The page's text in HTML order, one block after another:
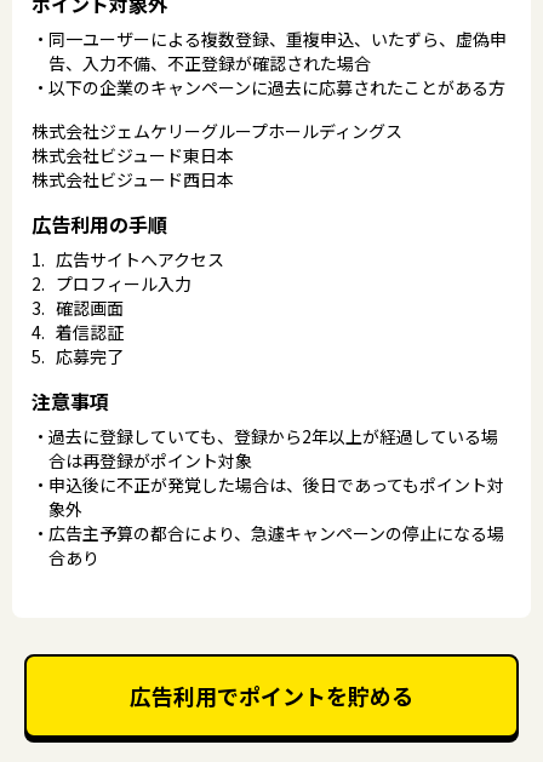
同一ユーザーによる複数登録、重複申込、いたずら、虚偽申
告、入力不備、不正登録が確認された場合
以下の企業のキャンペーンに過去に応募されたことがある方
株式会社ジェムケリーグループホールディングス
株式会社ビジュード東日本
株式会社ビジュード西日本
広告利用の手順
広告サイトへアクセス
プロフィール入力
確認画面
着信認証
応募完了
注意事項
過去に登録していても、登録から2年以上が経過している場
合は再登録がポイント対象
申込後に不正が発覚した場合は、後日であってもポイント対
象外
広告主予算の都合により、急遽キャンペーンの停止になる場
合あり
広告利用でポイントを貯める